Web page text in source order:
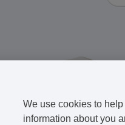
We use cookies to
information about you